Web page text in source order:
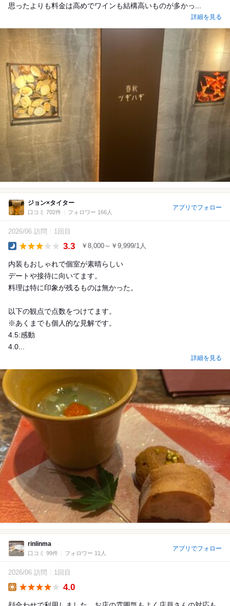
思ったよりも料金は高めでワインも結構高いものが多かっ...
詳細を見る
ジョン×タイター
口コミ 702件 フォロワー 166人
アプリでフォロー
2026/06 訪問 1回目
3.3 ￥8,000～￥9,999/1人
内装もおしゃれで個室が素晴らしい
デートや接待に向いてます。
料理は特に印象が残るものは無かった。
以下の観点で点数をつけてます。
※あくまでも個人的な見解です。
4.5:感動
4.0...
詳細を見る
rinlinma
口コミ 99件 フォロワー 11人
アプリでフォロー
2026/06 訪問 1回目
4.0